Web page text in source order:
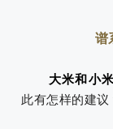
谱
大米和小米
此有怎样的建议